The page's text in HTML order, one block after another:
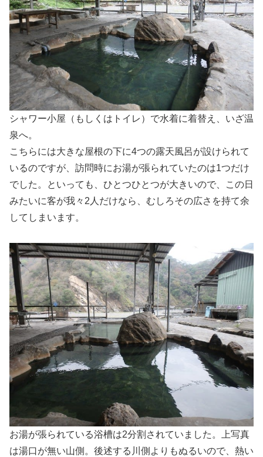
シャワー小屋（もしくはトイレ）で水着に着替え、いざ温
泉へ。
こちらには大きな屋根の下に4つの露天風呂が設けられて
いるのですが、訪問時にお湯が張られていたのは1つだけ
でした。といっても、ひとつひとつが大きいので、この日
みたいに客が我々2人だけなら、むしろその広さを持て余
してしまいます。
お湯が張られている浴槽は2分割されていました。上写真
は湯口が無い山側。後述する川側よりもぬるいので、熱い